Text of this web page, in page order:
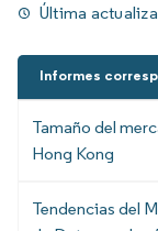
Última
Informes
Tamaño del
Hong Kong
Tendencias del